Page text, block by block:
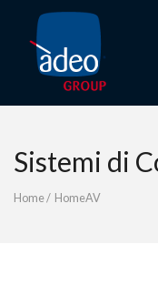
Sistemi di
Home/ HomeAV